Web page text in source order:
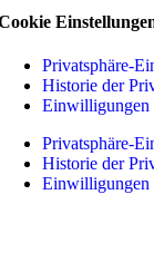
Privatsphäre-
Historie der
Einwilligungen
Privatsphäre-
Historie der
Einwilligungen